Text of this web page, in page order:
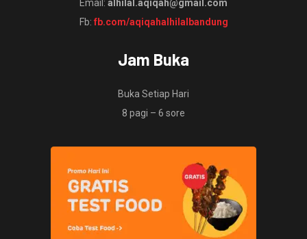
Email: alhilal.aqiqah@gmail.com
Fb: fb.com/aqiqahalhilalbandung
Jam Buka
Buka Setiap Hari
8 pagi – 6 sore